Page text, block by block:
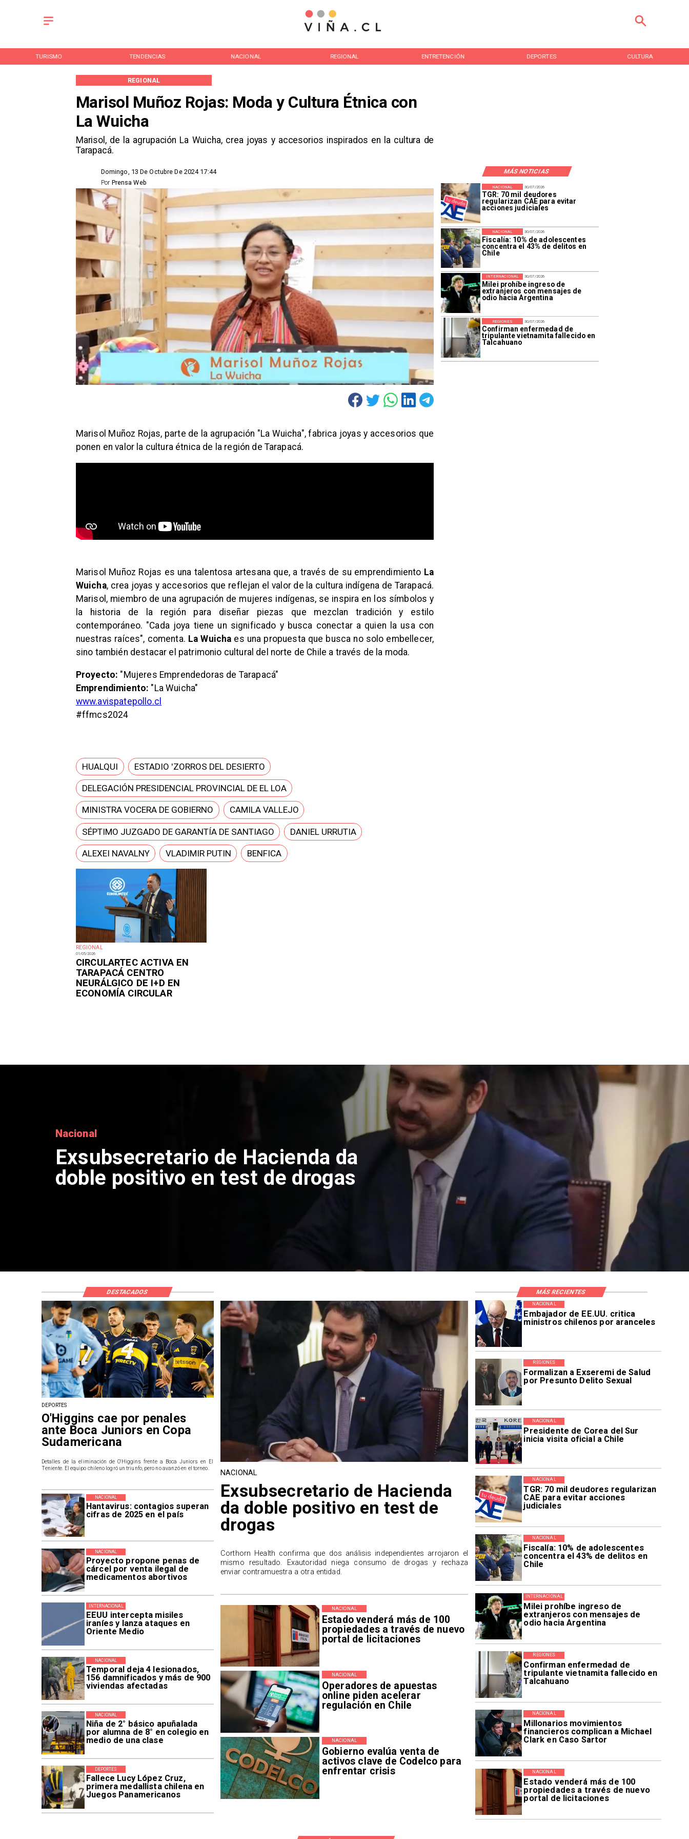
TURISMO TENDENCIAS NACIONAL REGIONAL ENTRETENCIÓN DEPORTES CULTURA
Marisol Muñoz Rojas: Moda y Cultura Étnica con
La Wuicha
​Marisol, de la agrupación La Wuicha, crea joyas y accesorios inspirados en la cultura de
Tarapacá.
REGIONAL
MÁS NOTICIAS
Domingo, 13 De Octubre De 2024 17:44
Prensa Web
Por
REGIONAL
01/05/2026
​CIRCULARTEC ACTIVA EN
TARAPACÁ CENTRO
NEURÁLGICO DE I+D EN
ECONOMÍA CIRCULAR
30/07/2026
TGR: 70 mil deudores
regularizan CAE para evitar
acciones judiciales
NACIONAL
30/07/2026
Fiscalía: 10% de adolescentes
concentra el 43% de delitos en
Chile
NACIONAL
30/07/2026
Milei prohíbe ingreso de
extranjeros con mensajes de
odio hacia Argentina
INTERNACIONAL
30/07/2026
Confirman enfermedad de
tripulante vietnamita fallecido en
Talcahuano
REGIONES
Marisol Muñoz Rojas, parte de la agrupación "La Wuicha", fabrica joyas y accesorios que
ponen en valor la cultura étnica de la región de Tarapacá.
Marisol Muñoz Rojas es una talentosa artesana que, a través de su emprendimiento La
Wuicha, crea joyas y accesorios que reflejan el valor de la cultura indígena de Tarapacá.
Marisol, miembro de una agrupación de mujeres indígenas, se inspira en los símbolos y
la historia de la región para diseñar piezas que mezclan tradición y estilo
contemporáneo. "Cada joya tiene un significado y busca conectar a quien la usa con
nuestras raíces", comenta. La Wuicha es una propuesta que busca no solo embellecer,
sino también destacar el patrimonio cultural del norte de Chile a través de la moda.
Proyecto: "Mujeres Emprendedoras de Tarapacá"
Emprendimiento: "La Wuicha"
www.avispatepollo.cl
#ffmcs2024
HUALQUI ESTADIO 'ZORROS DEL DESIERTO
DELEGACIÓN PRESIDENCIAL PROVINCIAL DE EL LOA
MINISTRA VOCERA DE GOBIERNO CAMILA VALLEJO
SÉPTIMO JUZGADO DE GARANTÍA DE SANTIAGO DANIEL URRUTIA
ALEXEI NAVALNY VLADIMIR PUTIN BENFICA
Nacional
Exsubsecretario de Hacienda da
doble positivo en test de drogas
Embajador de EE.UU. critica
ministros chilenos por aranceles
NACIONAL
Formalizan a Exseremi de Salud
por Presunto Delito Sexual
REGIONES
Presidente de Corea del Sur
inicia visita oficial a Chile
NACIONAL
TGR: 70 mil deudores regularizan
CAE para evitar acciones
judiciales
NACIONAL
Fiscalía: 10% de adolescentes
concentra el 43% de delitos en
Chile
NACIONAL
Milei prohíbe ingreso de
extranjeros con mensajes de
odio hacia Argentina
INTERNACIONAL
Confirman enfermedad de
tripulante vietnamita fallecido en
Talcahuano
REGIONES
Millonarios movimientos
financieros complican a Michael
Clark en Caso Sartor
NACIONAL
Estado venderá más de 100
propiedades a través de nuevo
portal de licitaciones
NACIONAL
Hantavirus: contagios superan
cifras de 2025 en el país
NACIONAL
Proyecto propone penas de
cárcel por venta ilegal de
medicamentos abortivos
NACIONAL
EEUU intercepta misiles
iraníes y lanza ataques en
Oriente Medio
INTERNACIONAL
Temporal deja 4 lesionados,
156 damnificados y más de 900
viviendas afectadas
NACIONAL
Niña de 2° básico apuñalada
por alumna de 8° en colegio en
medio de una clase
NACIONAL
Fallece Lucy López Cruz,
primera medallista chilena en
Juegos Panamericanos
DEPORTES
Estado venderá más de 100
propiedades a través de nuevo
portal de licitaciones
NACIONAL
Operadores de apuestas
online piden acelerar
regulación en Chile
NACIONAL
Gobierno evalúa venta de
activos clave de Codelco para
enfrentar crisis
NACIONAL
DEPORTES
O'Higgins cae por penales
ante Boca Juniors en Copa
Sudamericana
Detalles de la eliminación de O'Higgins frente a Boca Juniors en El
Teniente. El equipo chileno logró un triunfo, pero no avanzó en el torneo.
NACIONAL
Exsubsecretario de Hacienda
da doble positivo en test de
drogas
Corthorn Health confirma que dos análisis independientes arrojaron el
mismo resultado. Exautoridad niega consumo de drogas y rechaza
enviar contramuestra a otra entidad.
DESTACADOS MÁS RECIENTES